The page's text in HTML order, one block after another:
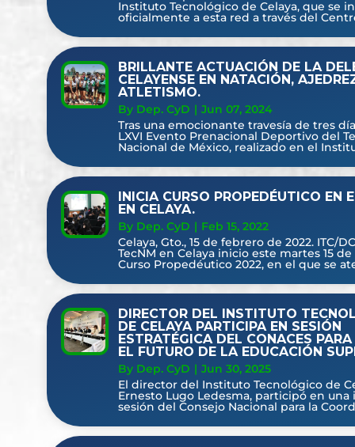
Instituto Tecnológico de Celaya, que se
oficialmente a esta red a través del
BRILLANTE ACTUACIÓN DE LA
CELAYENSE EN NATACIÓN,
ATLETISMO.
By Dep. CyD | Jun 07, 2024
Tras una emocionante travesía de tres
LXVI Evento Prenacional Deportivo del
Nacional de México, realizado en el
INICIA CURSO PROPEDÉUTICO EN
EN CELAYA.
By Dep. CyD | Feb 15, 2022
Celaya, Gto., 15 de febrero de 2022. ITC/
TecNM en Celaya inicio este martes 15
Curso Propedéutico 2022, en el que se
DIRECTOR DEL INSTITUTO
DE CELAYA PARTICIPA EN SESIÓN
ESTRATÉGICA DEL CONACES PARA
EL FUTURO DE LA EDUCACIÓN
By Dep. CyD | Jun 30, 2025
El director del Instituto Tecnológico de
Ernesto Lugo Ledesma, participó en
sesión del Consejo Nacional para la